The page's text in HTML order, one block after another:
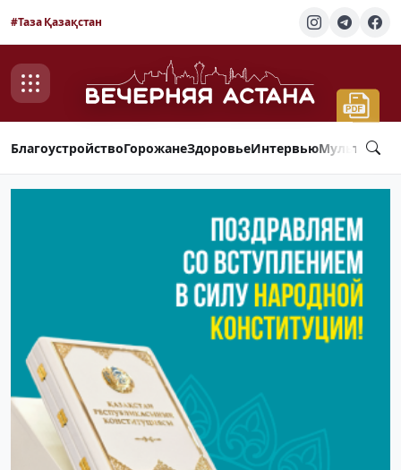
#Таза Қазақстан
БлагоустройствоГорожанеЗдоровьеИнтервью